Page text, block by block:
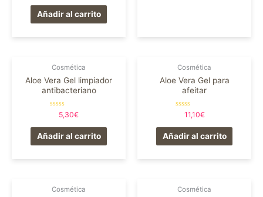
0
de
5
Añadir al carrito
Cosmética
Aloe Vera Gel limpiador
antibacteriano
Valorado
0
de
5
5,30€
Añadir al carrito
Cosmética
Aloe Vera Gel para
afeitar
Valorado
0
de
5
11,10€
Añadir al carrito
Cosmética Cosmética